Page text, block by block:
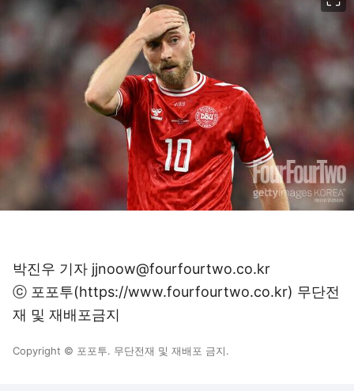
박진우 기자 jjnoow@fourfourtwo.co.kr
ⓒ 포포투(https://www.fourfourtwo.co.kr) 무단전
재 및 재배포금지
Copyright © 포포투. 무단전재 및 재배포 금지.